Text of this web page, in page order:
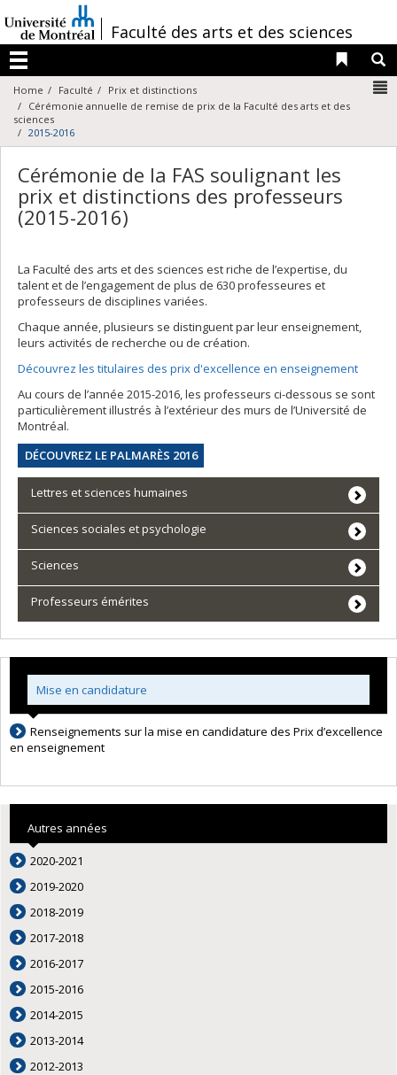
au
contenu
/Faculté des arts et des sciences
Menu
Liens
Home Faculté
Prix et distinctions
Cérémonie annuelle de remise de prix de la Faculté des arts et des
sciences
2015-2016
Cérémonie de la FAS soulignant les
prix et distinctions des professeurs
(2015-2016)
La Faculté des arts et des sciences est riche de l’expertise, du
talent et de l’engagement de plus de 630 professeures et
professeurs de disciplines variées.
Chaque année, plusieurs se distinguent par leur enseignement,
leurs activités de recherche ou de création.
Découvrez les titulaires des prix d'excellence en enseignement
Au cours de l’année 2015-2016, les professeurs ci-dessous se sont
particulièrement illustrés à l’extérieur des murs de l’Université de
Montréal.
DÉCOUVREZ LE PALMARÈS 2016
Lettres et sciences humaines
Sciences sociales et psychologie
Sciences
Professeurs émérites
Mise en candidature
Renseignements sur la mise en candidature des Prix d’excellence
en enseignement
Autres années
2020-2021
2019-2020
2018-2019
2017-2018
2016-2017
2015-2016
2014-2015
2013-2014
2012-2013